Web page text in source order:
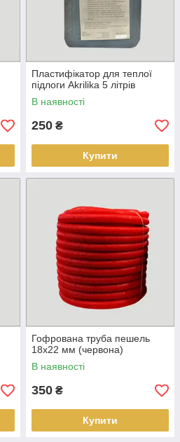
Пластифікатор для теплої
підлоги Akrilika 5 літрів
В наявності
250 ₴
Купити
Гофрована труба пешель
18х22 мм (червона)
В наявності
350 ₴
Купити